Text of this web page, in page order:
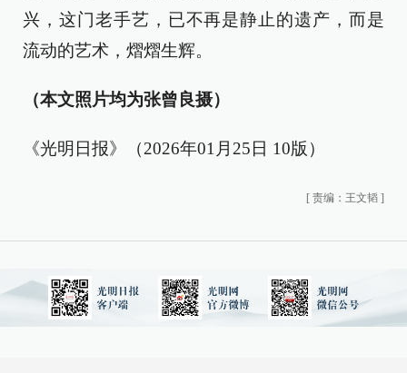
兴，这门老手艺，已不再是静止的遗产，而是
流动的艺术，熠熠生辉。
（本文照片均为张曾良摄）
《光明日报》（2026年01月25日 10版）
[ 责编：王文韬 ]